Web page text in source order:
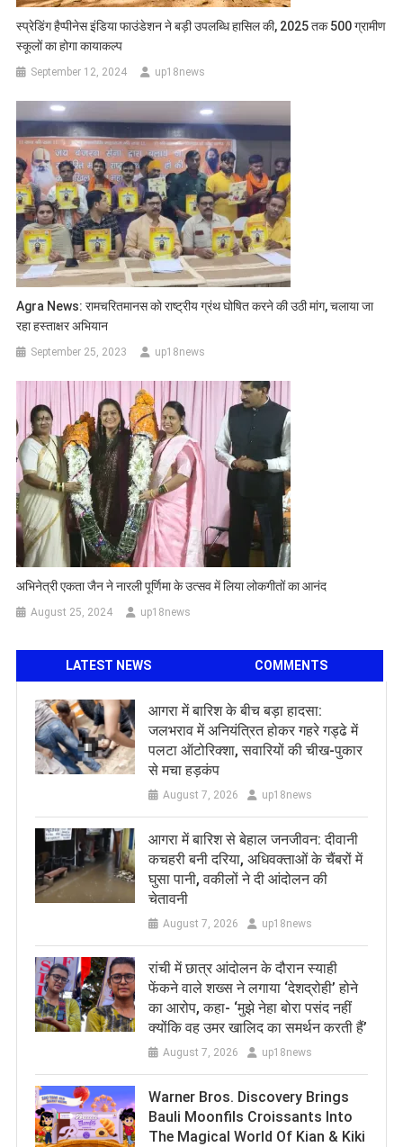
स्‍प्रेडिंग हैप्‍पीनेस इंडिया फाउंडेशन ने बड़ी उपलब्धि हासिल की, 2025 तक 500 ग्रामीण
स्कूलों का होगा कायाकल्प
September 12, 2024 up18news
Agra News: रामचरितमानस को राष्ट्रीय ग्रंथ घोषित करने की उठी मांग, चलाया जा
रहा हस्ताक्षर अभियान
September 25, 2023 up18news
अभिनेत्री एकता जैन ने नारली पूर्णिमा के उत्सव में लिया लोकगीतों का आनंद
August 25, 2024 up18news
LATEST NEWS COMMENTS
आगरा में बारिश के बीच बड़ा हादसा:
जलभराव में अनियंत्रित होकर गहरे गड्ढे में
पलटा ऑटोरिक्शा, सवारियों की चीख-पुकार
से मचा हड़कंप
August 7, 2026 up18news
आगरा में बारिश से बेहाल जनजीवन: दीवानी
कचहरी बनी दरिया, अधिवक्ताओं के चैंबरों में
घुसा पानी, वकीलों ने दी आंदोलन की
चेतावनी
August 7, 2026 up18news
रांची में छात्र आंदोलन के दौरान स्याही
फेंकने वाले शख्स ने लगाया ‘देशद्रोही’ होने
का आरोप, कहा- ‘मुझे नेहा बोरा पसंद नहीं
क्योंकि वह उमर खालिद का समर्थन करती हैं’
August 7, 2026 up18news
Warner Bros. Discovery Brings
Bauli Moonfils Croissants Into
The Magical World Of Kian & Kiki